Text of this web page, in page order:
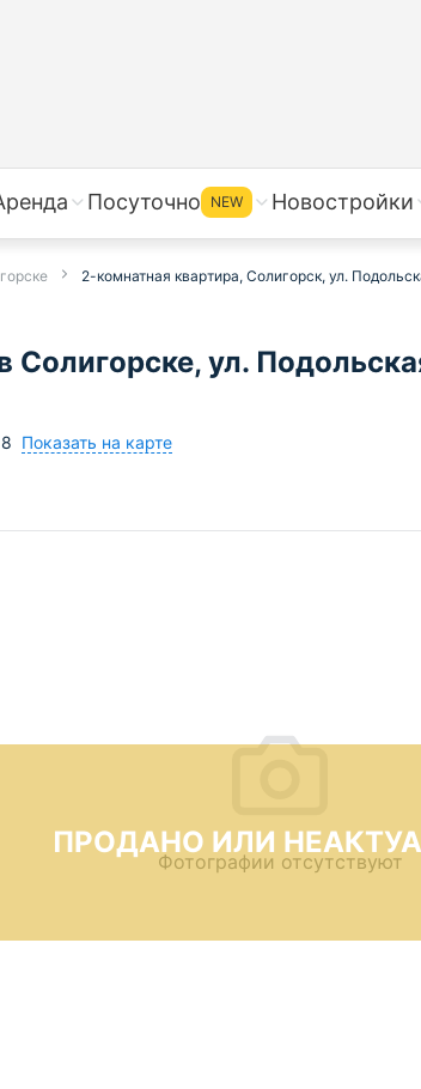
Посуточно NEW Новостройки
2-комнатная квартира, Солигорск, ул.
Солигорске, ул.
Показать на карте
ПРОДАНО ИЛИ
Фотографии отсутствуют